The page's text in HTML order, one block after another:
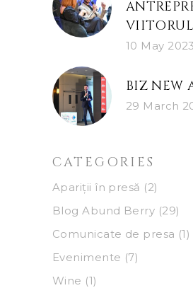
10 May 2023
BIZ NEW
29 March
CATEGORIES
Apariții în presă (2)
Blog Abund Berry (29)
Comunicate de presa (1)
Evenimente (7)
Wine (1)